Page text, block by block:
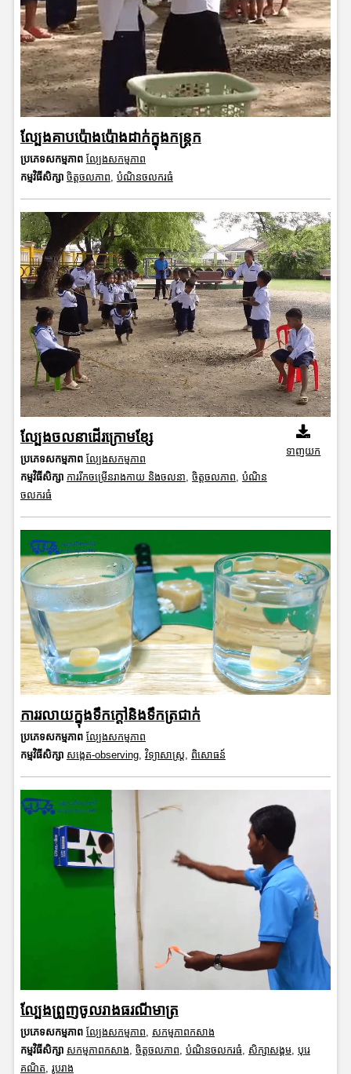
ល្បែងគាបប៉ោងប៉ោងដាក់ក្នុងកន្ត្រក
ប្រភេទសកម្មភាព ល្បែងសកម្មភាព
កម្មវិធីសិក្សា ចិត្តចលភាព, បំណិនចលករធំ
ល្បែងចលនាដើរក្រោមខ្សែ
ប្រភេទសកម្មភាព ល្បែងសកម្មភាព
កម្មវិធីសិក្សា ការរីកចម្រើនរាងកាយ និងចលនា, ចិត្តចលភាព, បំណិន
ចលករធំ
ទាញយក
ការរលាយក្នុងទឹកក្តៅនិងទឹកត្រជាក់
ប្រភេទសកម្មភាព ល្បែងសកម្មភាព
កម្មវិធីសិក្សា សង្កេត-observing, វិទ្យាសាស្រ្ត ពិសោធន៍
ល្បែងព្រួញចូលរាងធរណីមាត្រ
ប្រភេទសកម្មភាព ល្បែងសកម្មភាព, សកម្មភាពកសាង
កម្មវិធីសិក្សា សកម្មភាពកសាង, ចិត្តចលភាព, បំណិនចលករធំ, សិក្សាសង្គម, បុរេ
គណិត, រូបរាង